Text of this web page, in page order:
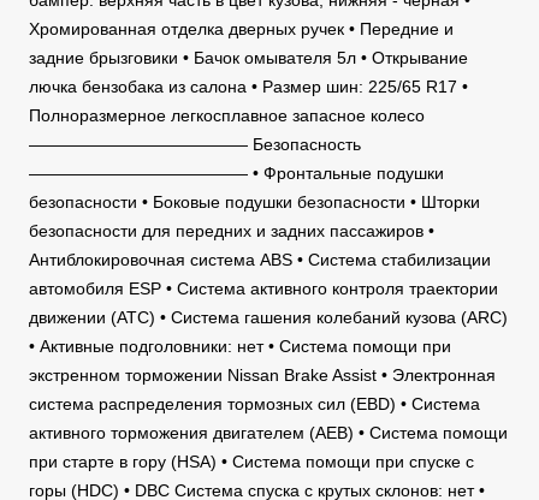
Хромированная отделка дверных ручек • Передние и
задние брызговики • Бачок омывателя 5л • Открывание
лючка бензобака из салона • Размер шин: 225/65 R17 •
Полноразмерное легкосплавное запасное колесо
————————————— Безопасность
————————————— • Фронтальные подушки
безопасности • Боковые подушки безопасности • Шторки
безопасности для передних и задних пассажиров •
Антиблокировочная система ABS • Система стабилизации
автомобиля ESP • Система активного контроля траектории
движении (АТС) • Система гашения колебаний кузова (ARC)
• Активные подголовники: нет • Система помощи при
экстренном торможении Nissan Brake Assist • Электронная
система распределения тормозных сил (EBD) • Система
активного торможения двигателем (АЕВ) • Система помощи
при старте в гору (HSA) • Система помощи при спуске с
горы (HDC) • DBC Система спуска с крутых склонов: нет •